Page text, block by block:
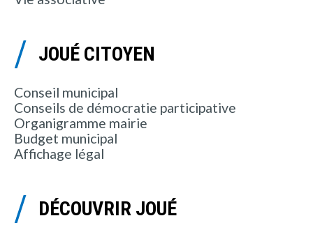
JOUÉ CITOYEN
Conseil municipal
Conseils de démocratie participative
Organigramme mairie
Budget municipal
Affichage légal
DÉCOUVRIR JOUÉ